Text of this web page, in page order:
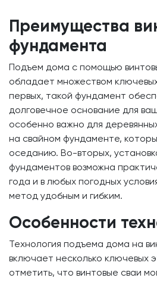
Преимущества
фундамента
Подъем дома с помощью
обладает множеством
первых, такой фундамент
долговечное основание для
особенно важно для
на свайном фундаменте,
оседанию. Во-вторых,
фундаментов возможна
года и в любых погодных
метод удобным и гибким.
Особенности
Технология подъема дома на
включает несколько ключевых
отметить, что винтовые сваи